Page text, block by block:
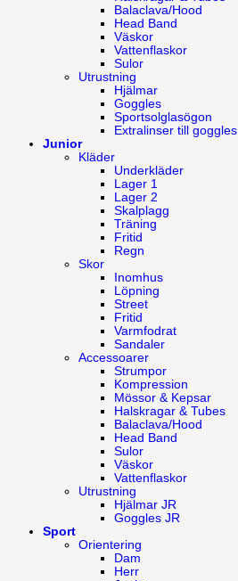
Balaclava/Hood
Head Band
Väskor
Vattenflaskor
Sulor
Utrustning
Hjälmar
Goggles
Sportsolglasögon
Extralinser till goggles
Junior
Kläder
Underkläder
Lager 1
Lager 2
Skalplagg
Träning
Fritid
Regn
Skor
Inomhus
Löpning
Street
Fritid
Varmfodrat
Sandaler
Accessoarer
Strumpor
Kompression
Mössor & Kepsar
Halskragar & Tubes
Balaclava/Hood
Head Band
Sulor
Väskor
Vattenflaskor
Utrustning
Hjälmar JR
Goggles JR
Sport
Orientering
Dam
Herr